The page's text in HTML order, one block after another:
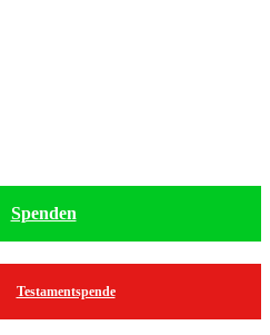
Spenden
Testamentspende